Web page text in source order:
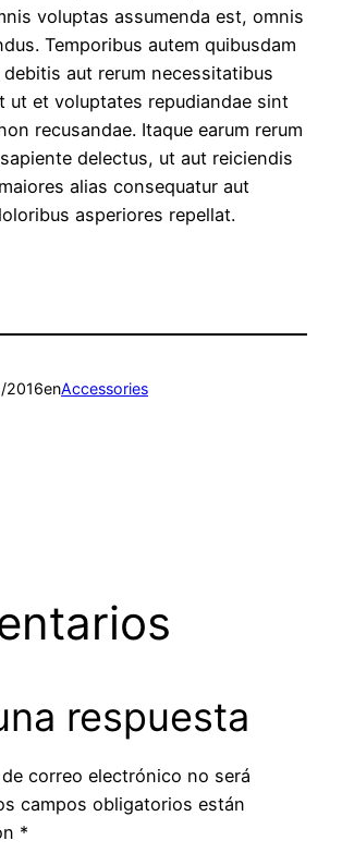
voluptas assumenda est, omnis
Temporibus autem quibusdam
aut rerum necessitatibus
ut et voluptates repudiandae sint
recusandae. Itaque earum rerum
delectus, ut aut reiciendis
alias consequatur aut
asperiores repellat.
2016enAccessories
respuesta
correo electrónico no será
campos obligatorios están
*